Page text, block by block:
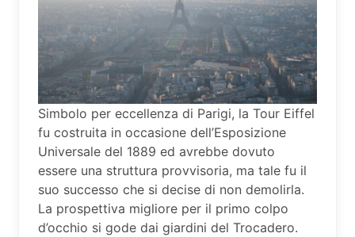
Simbolo per eccellenza di Parigi, la Tour Eiffel
fu costruita in occasione dell’Esposizione
Universale del 1889 ed avrebbe dovuto
essere una struttura provvisoria, ma tale fu il
suo successo che si decise di non demolirla.
La prospettiva migliore per il primo colpo
d’occhio si gode dai giardini del Trocadero.